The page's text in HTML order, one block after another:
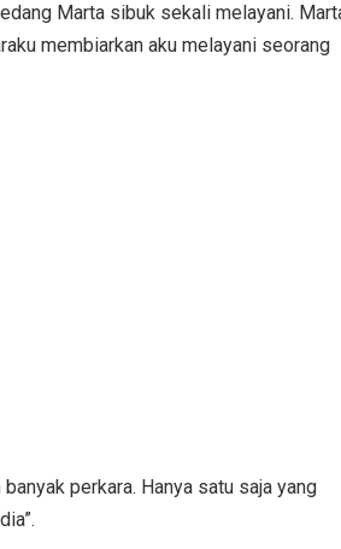
Marta sibuk sekali melayani.
membiarkan aku melayani seorang
perkara. Hanya satu saja yang